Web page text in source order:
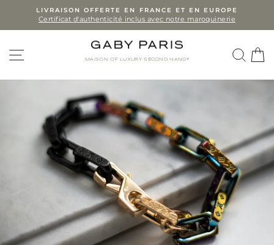
Pause
LIVRAISON OFFERTE EN FRANCE ET EN EUROPE
Certificat d'authenticité inclus avec notre maroquinerie
SITE NAVIGATION
MAISON OF LUXURY SECOND HAND®